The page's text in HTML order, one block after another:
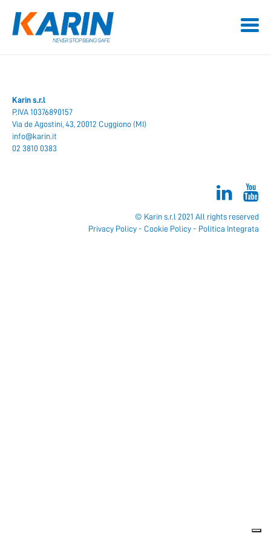
Karin s.r.l
P.IVA 10376890157
Via de Agostini, 43, 20012 Cuggiono (MI)
info@karin.it
02 3810 0383
© Karin s.r.l 2021 All rights reserved
Privacy Policy - Cookie Policy - Politica Integrata